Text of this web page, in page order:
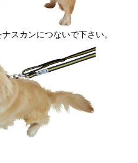
スカンにつないで下さい。